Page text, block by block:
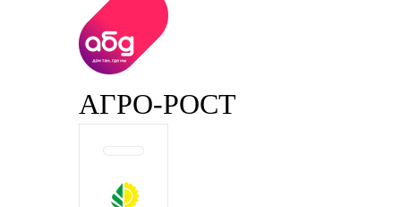
АГРО-РОСТ